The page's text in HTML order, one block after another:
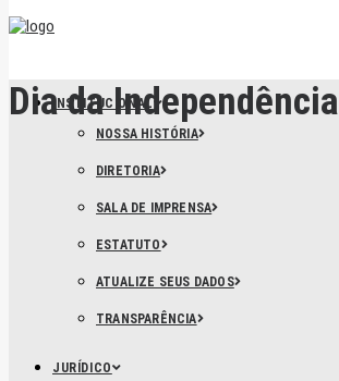
INSTITUCIONAL
NOSSA HISTÓRIA
DIRETORIA
SALA DE IMPRENSA
ESTATUTO
ATUALIZE SEUS DADOS
TRANSPARÊNCIA
JURÍDICO
Dia da Independência